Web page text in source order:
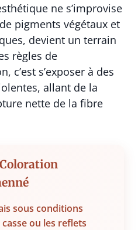
ne s’improvise
pigments végétaux et
devient un terrain
règles de
c’est s’exposer à des
allant de la
nette de la fibre
sous conditions
ou les reflets